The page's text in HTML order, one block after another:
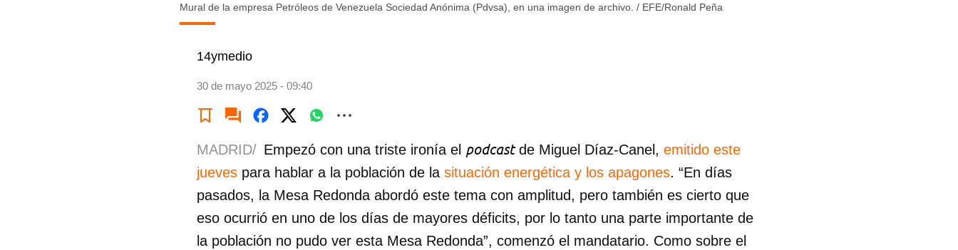
Mural de la empresa Petróleos de Venezuela Sociedad Anónima (Pdvsa), en una imagen de archivo. / EFE/Ronald Peña
14ymedio
30 de mayo 2025 - 09:40
MADRID/ Empezó con una triste ironía el podcastde Miguel Díaz-Canel, emitido este
jueves para hablar a la población de la situación energética y los apagones. “En días
pasados, la Mesa Redonda abordó este tema con amplitud, pero también es cierto que
eso ocurrió en uno de los días de mayores déficits, por lo tanto una parte importante de
la población no pudo ver esta Mesa Redonda”, comenzó el mandatario. Como sobre el